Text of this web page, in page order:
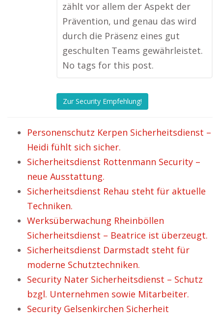
zählt vor allem der Aspekt der
Prävention, und genau das wird
durch die Präsenz eines gut
geschulten Teams gewährleistet.
No tags for this post.
Zur Security Empfehlung!
Personenschutz Kerpen Sicherheitsdienst –
Heidi fühlt sich sicher.
Sicherheitsdienst Rottenmann Security –
neue Ausstattung.
Sicherheitsdienst Rehau steht für aktuelle
Techniken.
Werksüberwachung Rheinböllen
Sicherheitsdienst – Beatrice ist überzeugt.
Sicherheitsdienst Darmstadt steht für
moderne Schutztechniken.
Security Nater Sicherheitsdienst – Schutz
bzgl. Unternehmen sowie Mitarbeiter.
Security Gelsenkirchen Sicherheit